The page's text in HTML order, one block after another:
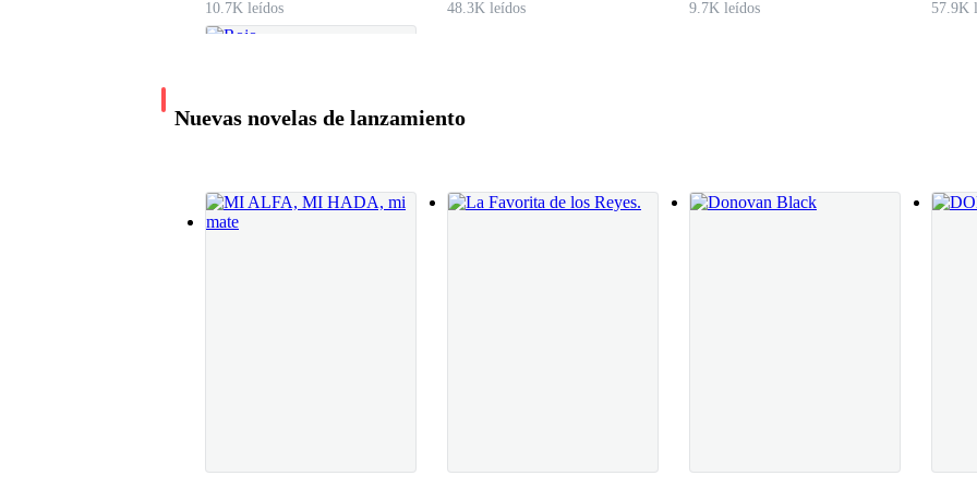
10.7K leídos
48.3K leídos
9.7K leídos
57.9K
Nuevas novelas de lanzamiento